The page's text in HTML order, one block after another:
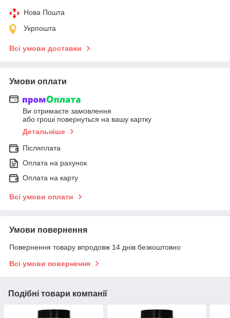
Нова Пошта
Укрпошта
Всі умови доставки
Умови оплати
Ви отримаєте замовлення
або гроші повернуться на вашу картку
Детальніше
Післяплата
Оплата на рахунок
Оплата на карту
Всі умови оплати
Умови повернення
Повернення товару впродовж 14 днів безкоштовно
Всі умови повернення
Подібні товари компанії